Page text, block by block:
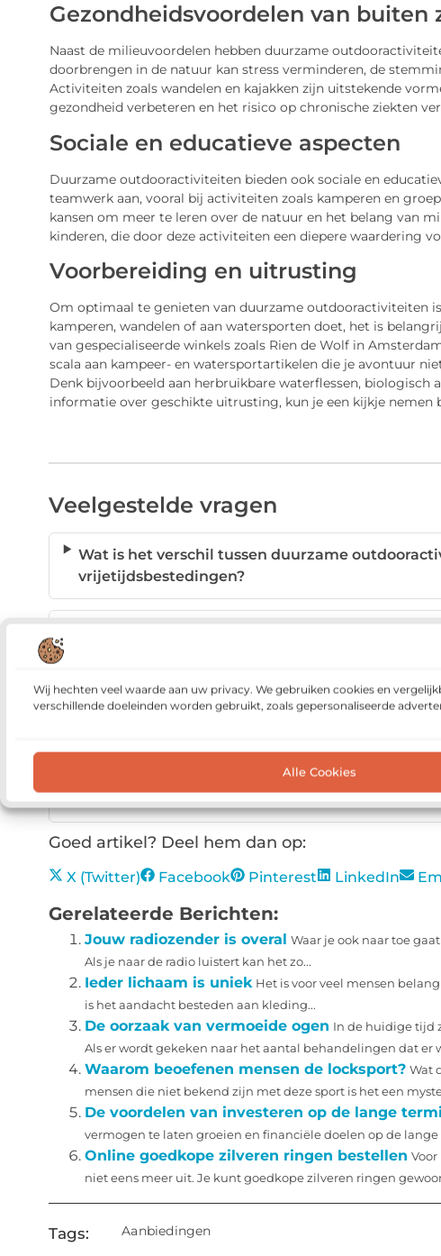
Wij hechten veel waarde aan uw privacy. We gebruiken cookies en
verschillende doeleinden worden gebruikt, zoals gepersonaliseerde
Alle Cookies
Gezondheidsvoordelen van buiten
Naast de milieuvoordelen hebben duurzame
doorbrengen in de natuur kan stress verminderen, de
Activiteiten zoals wandelen en kajakken zijn uitstekende
gezondheid verbeteren en het risico op chronische ziekten
Sociale en educatieve aspecten
Duurzame outdooractiviteiten bieden ook sociale en
teamwerk aan, vooral bij activiteiten zoals kamperen en
kansen om meer te leren over de natuur en het belang van
kinderen, die door deze activiteiten een diepere waardering
Voorbereiding en uitrusting
Om optimaal te genieten van duurzame outdooractiviteiten
kamperen, wandelen of aan watersporten doet, het is
van gespecialiseerde winkels zoals Rien de Wolf in
scala aan kampeer- en watersportartikelen die je avontuur
Denk bijvoorbeeld aan herbruikbare waterflessen, biologisch
informatie over geschikte uitrusting, kun je een kijkje nemen
Veelgestelde vragen
Wat is het verschil tussen duurzame
vrijetijdsbestedingen?
Zijn duurzame
Welke sociale voordelen bieden
Goed artikel? Deel hem dan op:
X (Twitter) Facebook Pinterest LinkedIn
Gerelateerde Berichten:
Jouw radiozender is overal Waar je ook naar toe
Als je naar de radio luistert kan het zo...
Ieder lichaam is uniek Het is voor veel mensen
is het aandacht besteden aan kleding...
De oorzaak van vermoeide ogen In de huidige tijd
Als er wordt gekeken naar het aantal behandelingen dat er
Waarom beoefenen mensen de locksport? Wat
mensen die niet bekend zijn met deze sport is het een
De voordelen van investeren op de lange
vermogen te laten groeien en financiële doelen op de
Online goedkope zilveren ringen bestellen
niet eens meer uit. Je kunt goedkope zilveren ringen
Tags: Aanbiedingen